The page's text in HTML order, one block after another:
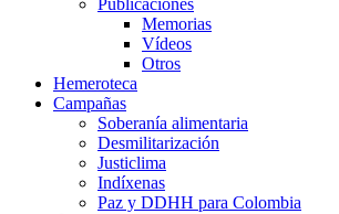
Publicaciones
Memorias
Vídeos
Otros
Hemeroteca
Campañas
Soberanía alimentaria
Desmilitarización
Justiclima
Indíxenas
Paz y DDHH para Colombia